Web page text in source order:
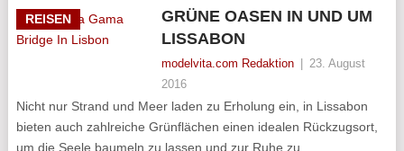
REISEN
GRÜNE OASEN IN UND UM
LISSABON
modelvita.com Redaktion
23. August
2016
Nicht nur Strand und Meer laden zu Erholung ein, in Lissabon
bieten auch zahlreiche Grünflächen einen idealen Rückzugsort,
um die Seele baumeln zu lassen und zur Ruhe zu